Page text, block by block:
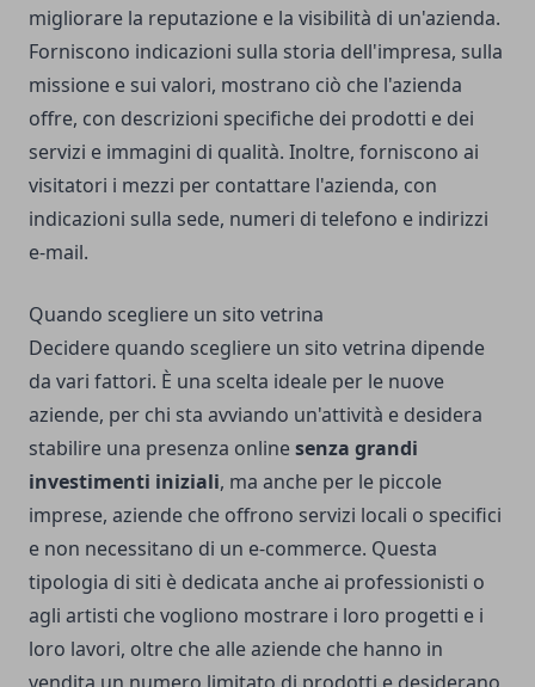
migliorare la reputazione e la visibilità di un'azienda.
Forniscono indicazioni sulla storia dell'impresa, sulla
missione e sui valori, mostrano ciò che l'azienda
offre, con descrizioni specifiche dei prodotti e dei
servizi e immagini di qualità. Inoltre, forniscono ai
visitatori i mezzi per contattare l'azienda, con
indicazioni sulla sede, numeri di telefono e indirizzi
e-mail.
Quando scegliere un sito vetrina
Decidere quando scegliere un sito vetrina dipende
da vari fattori. È una scelta ideale per le nuove
aziende, per chi sta avviando un'attività e desidera
stabilire una presenza onlinesenza grandi
investimenti iniziali, ma anche per le piccole
imprese, aziende che offrono servizi locali o specifici
e non necessitano di un e-commerce. Questa
tipologia di siti è dedicata anche ai professionisti o
agli artisti che vogliono mostrare i loro progetti e i
loro lavori, oltre che alle aziende che hanno in